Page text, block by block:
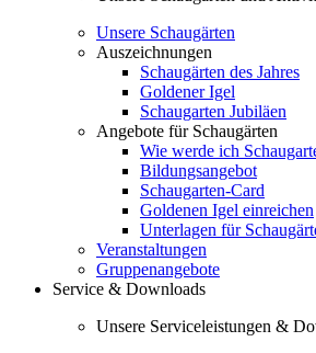
Unsere Schaugärten
Auszeichnungen
Schaugärten des Jahres
Goldener Igel
Schaugarten Jubiläen
Angebote für Schaugärten
Wie werde ich
Bildungsangebot
Schaugarten-Card
Goldenen Igel einreichen
Unterlagen für
Veranstaltungen
Gruppenangebote
Service & Downloads
Unsere Serviceleistungen &